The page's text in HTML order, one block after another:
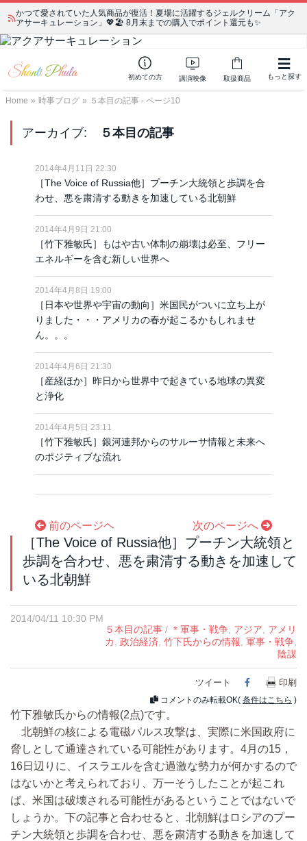
かつて愛されていた人気商品が復活！夏場に活躍するジェルクリーム「アク
アサーキュレーション」💖🏖️ 8月末までの購入でポイント還元も✨
初めての方 講演映像 取扱商品 もっと探す
Home » 時事ブログ » ５本目の記事 - ページ10
アーカイブ: ５本目の記事
2014年4月11日 22:30
［The Voice of Russia他］プーチン大統領と歩調を合
わせ、悪を粛清する動きを加速している北朝鮮
2014年4月9日 21:00
［竹下雅敏氏］もはや古い体制の崩壊は必至、フリー
エネルギーを含む新しい世界へ
2014年4月8日 19:00
［日本や世界や宇宙の動向］米国民がついに立ち上が
りました・・・アメリカの春が起こるかもしれませ
ん。。。
2014年4月6日 21:30
［産経ほか］昨日から世界中で起きている地球の異変
と浄化
2014年4月5日 23:11
［竹下雅敏氏］銀河連邦からのサルーサ情報と未来へ
のポジティブな流れ
前のページヘ 次のページへ
［The Voice of Russia他］プーチン大統領と
歩調を合わせ、悪を粛清する動きを加速して
いる北朝鮮
2014/04/11 10:30 PM
５本目の記事 / ＊軍事・戦争 アジア
アメリ
カ
政治経済 竹下氏からの情報 軍事・戦争
陰謀
ツイート Facebook
印刷
コメントのみ転載OK( 条件はこちら )
竹下雅敏氏からの情報(2点)です。
北朝鮮の核による電磁パルス攻撃は、実際に米国政府に
脅しとして通達されている可能性があります。4月の15，
16日辺りに、イスラエルを含む過激な勢力が何かするので
はないかと考えられており、万一そうしたことが起これ
ば、米国は破壊される可能性があるということではないで
しょうか。下の記事と合わせると、北朝鮮はロシアのプー
チン大統領と歩調を合わせ、悪を粛清する動きを加速して